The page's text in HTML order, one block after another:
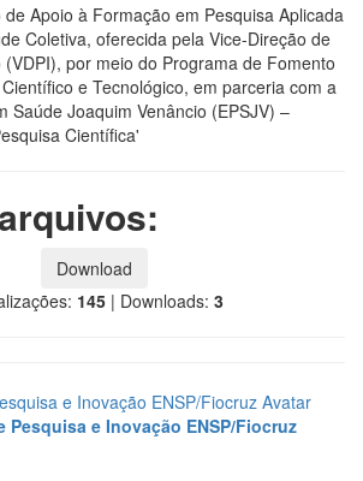
Apoio à Formação em Pesquisa Aplicada
Coletiva, oferecida pela Vice-Direção de
por meio do Programa de Fomento
e Tecnológico, em parceria com a
Saúde Joaquim Venâncio (EPSJV) –
Científica'
Download
145 | Downloads: 3
Pesquisa e Inovação ENSP/Fiocruz